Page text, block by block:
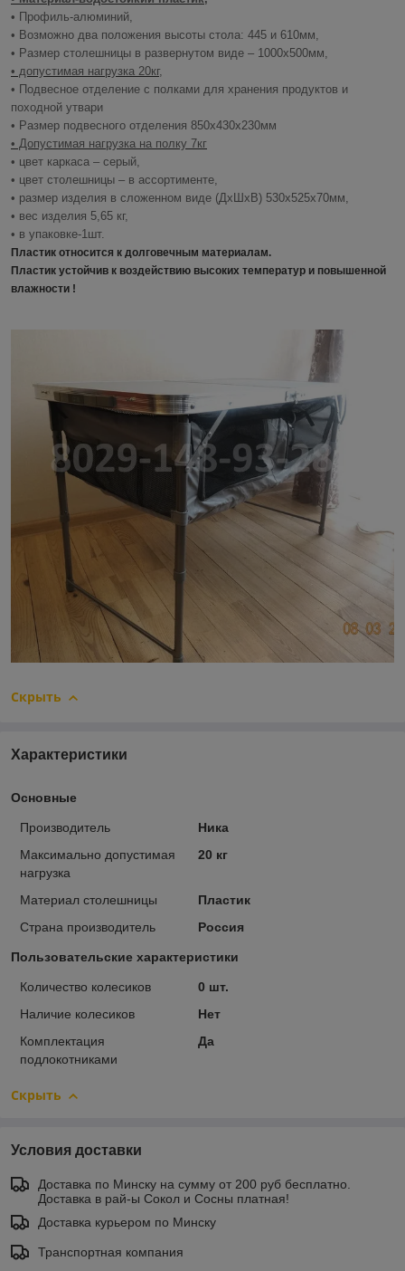
• Профиль-алюминий,
• Возможно два положения высоты стола: 445 и 610мм,
• Размер столешницы в развернутом виде – 1000х500мм,
• допустимая нагрузка 20кг,
• Подвесное отделение с полками для хранения продуктов и
походной утвари
• Размер подвесного отделения 850х430х230мм
• Допустимая нагрузка на полку 7кг
• цвет каркаса – серый,
• цвет столешницы – в ассортименте,
• размер изделия в сложенном виде (ДхШхВ) 530х525х70мм,
• вес изделия 5,65 кг,
• в упаковке-1шт.
Пластик относится к долговечным материалам.
Пластик устойчив к воздействию высоких температур и повышенной
влажности !
Скрыть
Характеристики
Основные
Производитель
Ника
Максимально допустимая
нагрузка
20 кг
Материал столешницы
Пластик
Страна производитель
Россия
Пользовательские характеристики
Количество колесиков
0 шт.
Наличие колесиков
Нет
Комплектация
подлокотниками
Да
Скрыть
Условия доставки
Доставка по Минску на сумму от 200 руб бесплатно.
Доставка в рай-ы Сокол и Сосны платная!
Доставка курьером по Минску
Транспортная компания